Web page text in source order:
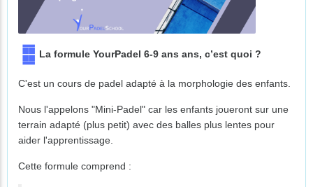
La formule YourPadel 6-9 ans ans, c’est quoi ?
C'est un cours de padel adapté à la morphologie des enfants.
Nous l'appelons "Mini-Padel" car les enfants joueront sur une
terrain adapté (plus petit) avec des balles plus lentes pour
aider l'apprentissage.
Cette formule comprend :